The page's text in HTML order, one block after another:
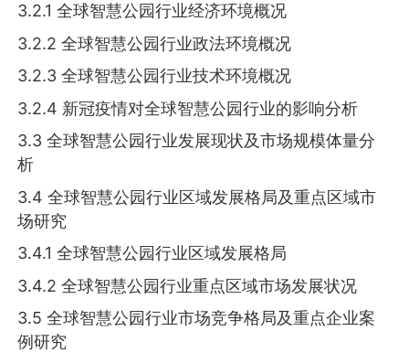
3.2.1 全球智慧公园行业经济环境概况
3.2.2 全球智慧公园行业政法环境概况
3.2.3 全球智慧公园行业技术环境概况
3.2.4 新冠疫情对全球智慧公园行业的影响分析
3.3 全球智慧公园行业发展现状及市场规模体量分
析
3.4 全球智慧公园行业区域发展格局及重点区域市
场研究
3.4.1 全球智慧公园行业区域发展格局
3.4.2 全球智慧公园行业重点区域市场发展状况
3.5 全球智慧公园行业市场竞争格局及重点企业案
例研究